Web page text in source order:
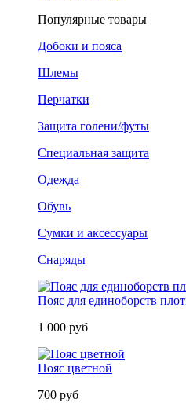
Популярные товары
Добоки и пояса
Шлемы
Перчатки
Защита голени/футы
Специальная защита
Одежда
Обувь
Сумки и аксессуары
Снаряды
Пояс для единоборств
1 000 руб
Пояс цветной
700 руб